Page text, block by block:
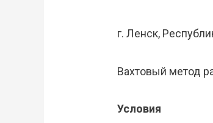
г. Ленск,
Вахтовый метод
Условия